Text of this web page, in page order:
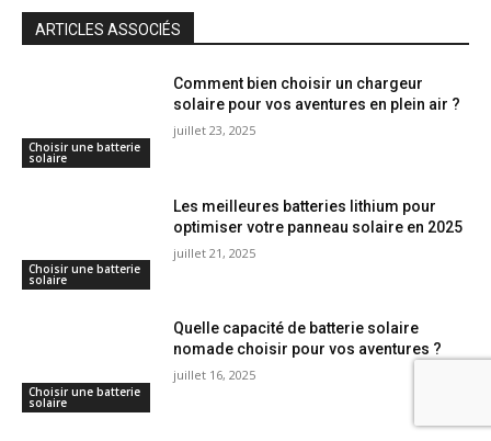
ARTICLES ASSOCIÉS
Choisir une batterie
solaire
Comment bien choisir un chargeur
solaire pour vos aventures en plein air ?
juillet 23, 2025
Choisir une batterie
solaire
Les meilleures batteries lithium pour
optimiser votre panneau solaire en 2025
juillet 21, 2025
Choisir une batterie
solaire
Quelle capacité de batterie solaire
nomade choisir pour vos aventures ?
juillet 16, 2025